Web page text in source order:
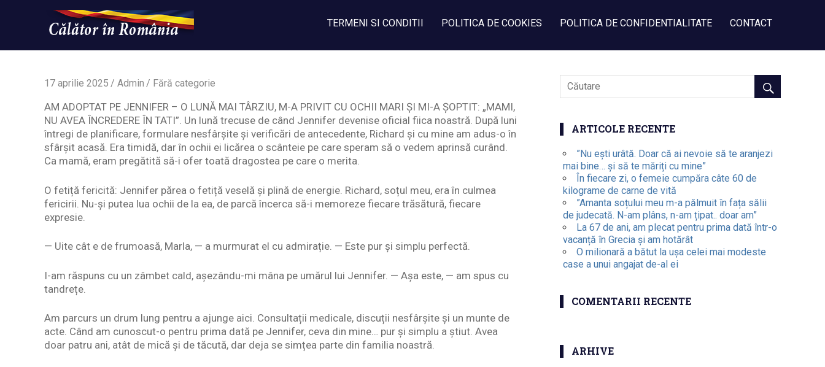
Calatorinromania
WordPress
TERMENI SI CONDITII POLITICA DE COOKIES POLITICA DE CONFIDENTIALITATE CONTACT
17 aprilie 2025 Admin Fără categorie
AM ADOPTAT PE JENNIFER – O LUNĂ MAI TÂRZIU, M-A PRIVIT CU OCHII MARI ȘI MI-A ȘOPTIT: „MAMI,
NU AVEA ÎNCREDERE ÎN TATI”. Un lună trecuse de când Jennifer devenise oficial fiica noastră. După luni
întregi de planificare, formulare nesfârșite și verificări de antecedente, Richard și cu mine am adus-o în
sfârșit acasă. Era timidă, dar în ochii ei licărea o scânteie pe care speram să o vedem aprinsă curând.
Ca mamă, eram pregătită să-i ofer toată dragostea pe care o merita.
O fetiță fericită: Jennifer părea o fetiță veselă și plină de energie. Richard, soțul meu, era în culmea
fericirii. Nu-și putea lua ochii de la ea, de parcă încerca să-i memoreze fiecare trăsătură, fiecare
expresie.
— Uite cât e de frumoasă, Marla, — a murmurat el cu admirație. — Este pur și simplu perfectă.
I-am răspuns cu un zâmbet cald, așezându-mi mâna pe umărul lui Jennifer. — Așa este, — am spus cu
tandrețe.
Am parcurs un drum lung pentru a ajunge aici. Consultații medicale, discuții nesfârșite și un munte de
acte. Când am cunoscut-o pentru prima dată pe Jennifer, ceva din mine… pur și simplu a știut. Avea
doar patru ani, atât de mică și de tăcută, dar deja se simțea parte din familia noastră.
ARTICOLE RECENTE
”Nu ești urâtă. Doar că ai nevoie să te aranjezi
mai bine… și să te măriți cu mine”
În fiecare zi, o femeie cumpăra câte 60 de
kilograme de carne de vită
”Amanta soțului meu m-a pălmuit în fața sălii
de judecată. N-am plâns, n-am țipat.. doar am”
La 67 de ani, am plecat pentru prima dată într-o
vacanță în Grecia și am hotărât
O milionară a bătut la ușa celei mai modeste
case a unui angajat de-al ei
COMENTARII RECENTE
ARHIVE